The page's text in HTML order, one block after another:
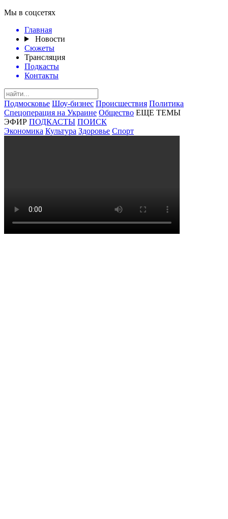
Мы в соцсетях
Главная
Новости
Сюжеты
Трансляция
Подкасты
Контакты
Подмосковье Шоу-бизнес Происшествия Политика
Спецоперация на Украине Общество ЕЩЕ ТЕМЫ
ЭФИР ПОДКАСТЫ ПОИСК
Экономика Культура Здоровье Спорт